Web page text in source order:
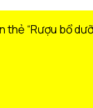
thẻ “Rượu bổ